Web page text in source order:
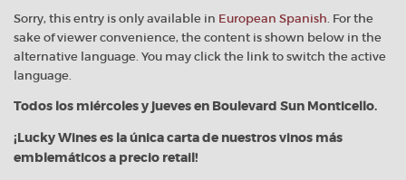
Sorry, this entry is only available in European Spanish. For the
sake of viewer convenience, the content is shown below in the
alternative language. You may click the link to switch the active
language.
Todos los miércoles y jueves en Boulevard Sun Monticello.
¡Lucky Wines es la única carta de nuestros vinos más
emblemáticos a precio retail!